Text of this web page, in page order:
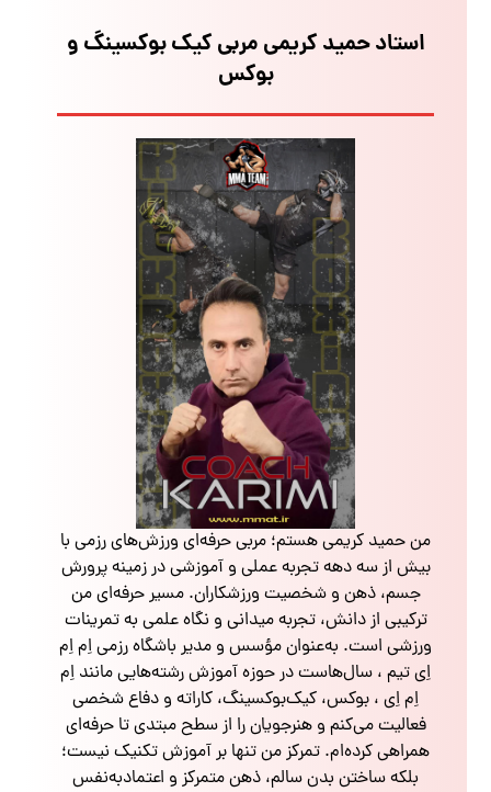
استاد حمید کریمی مربی کیک بوکسینگ و
بوکس
من حمید کریمی هستم؛ مربی حرفه‌ای ورزش‌های رزمی با
بیش از سه دهه تجربه عملی و آموزشی در زمینه پرورش
جسم، ذهن و شخصیت ورزشکاران. مسیر حرفه‌ای من
ترکیبی از دانش، تجربه میدانی و نگاه علمی به تمرینات
ورزشی است. به‌عنوان مؤسس و مدیر باشگاه رزمی اِم اِم
اِی تیم ، سال‌هاست در حوزه آموزش رشته‌هایی مانند اِم
اِم اِی ، بوکس، کیک‌بوکسینگ، کاراته و دفاع شخصی
فعالیت می‌کنم و هنرجویان را از سطح مبتدی تا حرفه‌ای
همراهی کرده‌ام. تمرکز من تنها بر آموزش تکنیک نیست؛
بلکه ساختن بدن سالم، ذهن متمرکز و اعتمادبه‌نفس